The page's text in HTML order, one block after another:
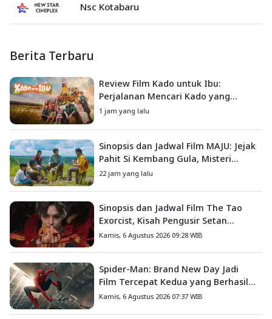
Nsc Kotabaru
Berita Terbaru
Review Film Kado untuk Ibu:
Perjalanan Mencari Kado yang
Mengajarkan Arti Keluarga
1 jam yang lalu
Sinopsis dan Jadwal Film MAJU: Jejak
Pahit Si Kembang Gula, Misteri
Hilangnya Bagas di Lokasi Jambore
22 jam yang lalu
Sinopsis dan Jadwal Film The Tao
Exorcist, Kisah Pengusir Setan
Melawan Kutukan Mematikan
Kamis, 6 Agustus 2026 09:28 WIB
Spider-Man: Brand New Day Jadi
Film Tercepat Kedua yang Berhasil
Tembus US$1 Miliar
Kamis, 6 Agustus 2026 07:37 WIB